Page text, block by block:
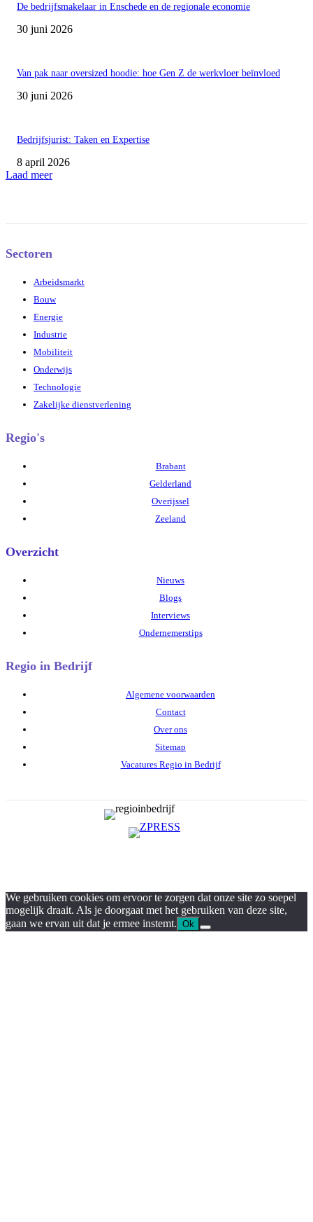
De bedrijfsmakelaar in Enschede en de regionale economie
30 juni 2026
Van pak naar oversized hoodie: hoe Gen Z de werkvloer beïnvloed
30 juni 2026
Bedrijfsjurist: Taken en Expertise
8 april 2026
Laad meer
Sectoren
Arbeidsmarkt
Bouw
Energie
Industrie
Mobiliteit
Onderwijs
Technologie
Zakelijke dienstverlening
Regio's
Brabant
Gelderland
Overijssel
Zeeland
Overzicht
Nieuws
Blogs
Interviews
Ondernemerstips
Regio in Bedrijf
Algemene voorwaarden
Contact
Over ons
Sitemap
Vacatures Regio in Bedrijf
We gebruiken cookies om ervoor te zorgen dat onze site zo soepel
mogelijk draait. Als je doorgaat met het gebruiken van deze site,
gaan we ervan uit dat je ermee instemt. Ok